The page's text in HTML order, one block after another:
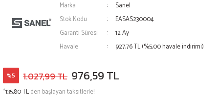
Marka
Sanel
Stok Kodu
EASAS230004
Garanti Süresi
12 Ay
Havale
927,76 TL (%5,00 havale indirimi)
%5 1.027,99 TL 976,59 TL
*135,80 TLden başlayan taksitlerle!